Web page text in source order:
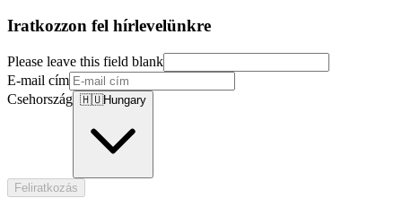
Iratkozzon fel hírlevelünkre
Please leave this field blank
E-mail cím
Csehország 🇭🇺Hungary
Feliratkozás